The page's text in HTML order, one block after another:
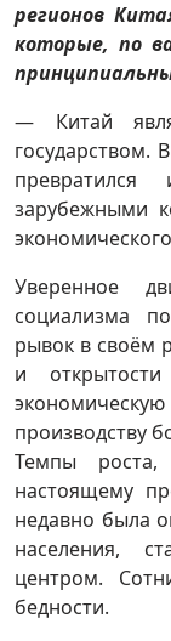
регионов
которые, по
— Китай
государством.
зарубежными
Уверенное
социализма
рывок в своём
и
производству
Темпы роста,
настоящему
недавно была
населения,
центром.
бедности.